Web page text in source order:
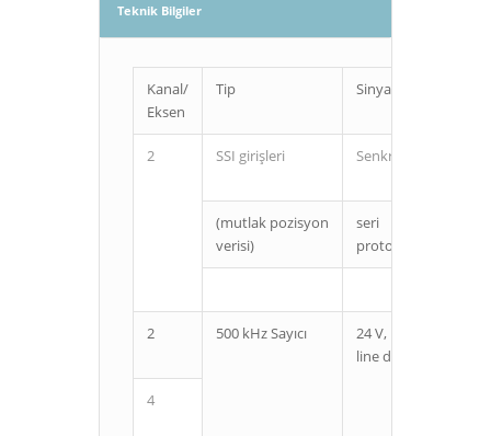
Teknik Bilgiler
Kanal/
Eksen
Tip Sinyal tipi
2 SSI girişleri Senkron
(mutlak pozisyon
verisi)
seri
protokol
2 500 kHz Sayıcı
24 V, 12 V,
line driver
4